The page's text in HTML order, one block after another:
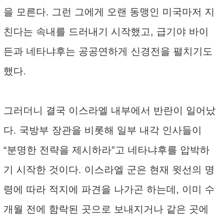
을 모른다. 그런 그에게 오랜 동맹인 미국마저 지
친다는 속내를 드러내기 시작했고, 급기야 바이
든과 네타냐후는 공공연하게 신경전을 펼치기도
했다.
그러더니 결국 이스라엘 내부에서 반란이 일어났
다. 국방부 장관을 비롯해 일부 내각 인사들이
“분명한 전략을 제시하라”고 네타냐후를 압박하
기 시작한 것이다. 이스라엘 군은 현재 윗선의 명
령에 따라 적지에 파견을 나가곤 하는데, 이미 수
개월 전에 함락된 곳으로 보내지거나 같은 곳에